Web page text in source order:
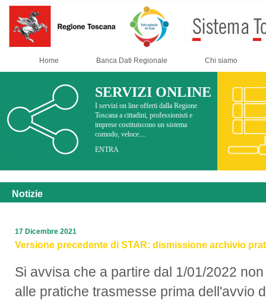
Home Banca Dati Regionale Chi siamo
SERVIZI ONLINE
I servizi on line offerti dalla Regione
Toscana a cittadini, professionisti e
imprese costituiscono un sistema
comodo, veloce....
ENTRA
Notizie
Versione precedente di STAR: dismissione archivio
Si avvisa che a partire dal 1/01/2022
alle pratiche trasmesse prima dell'avvio
17 Dicembre 2021